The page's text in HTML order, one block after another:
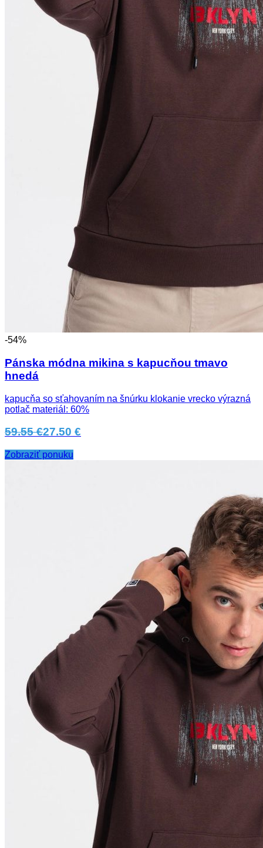
-54%
Pánska módna mikina s kapucňou tmavo
hnedá
kapucňa so sťahovaním na šnúrku klokanie vrecko výrazná
potlač materiál: 60%
59.55 €27.50 €
Zobraziť ponuku